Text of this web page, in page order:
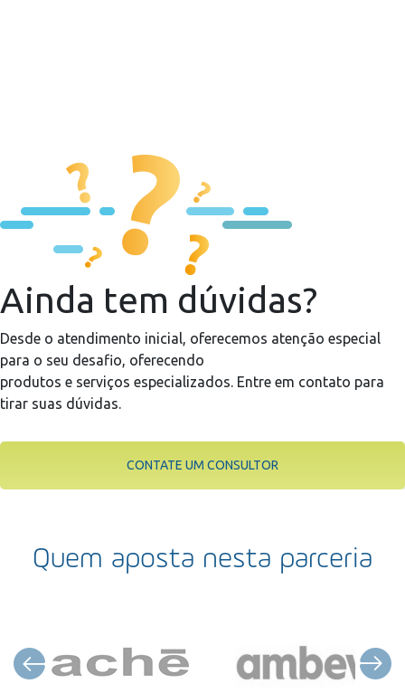
Ainda tem dúvidas?
Desde o atendimento inicial, oferecemos atenção especial
para o seu desafio, oferecendo
produtos e serviços especializados. Entre em contato para
tirar suas dúvidas.
CONTATE UM CONSULTOR
Quem aposta nesta parceria